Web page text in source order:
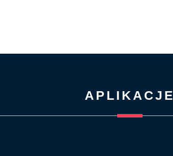
APLIKACJE